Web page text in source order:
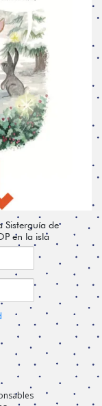
Sisterguía de
en la isla